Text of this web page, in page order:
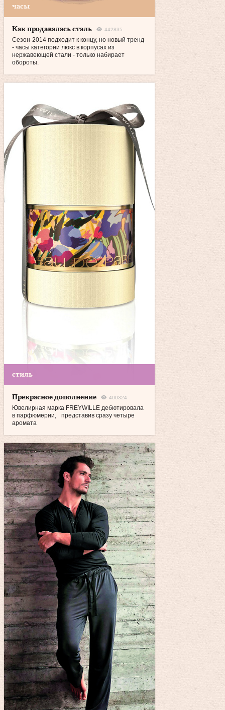
часы
Как продавалась сталь 442835
Сезон-2014 подходит к концу, но новый тренд
- часы категории люкс в корпусах из
нержавеющей стали - только набирает
обороты.
стиль
Прекрасное дополнение 400324
Ювелирная марка FREYWILLE дебютировала
в парфюмерии, представив сразу четыре
аромата